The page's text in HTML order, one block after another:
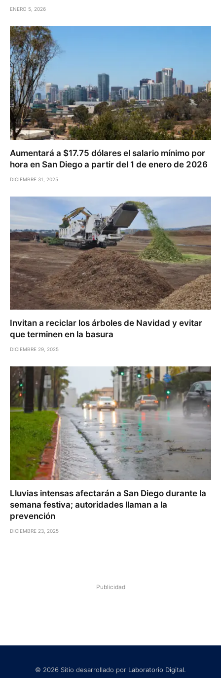
ENERO 5, 2026
Aumentará a $17.75 dólares el salario mínimo por
hora en San Diego a partir del 1 de enero de 2026
DICIEMBRE 31, 2025
Invitan a reciclar los árboles de Navidad y evitar
que terminen en la basura
DICIEMBRE 29, 2025
Lluvias intensas afectarán a San Diego durante la
semana festiva; autoridades llaman a la
prevención
DICIEMBRE 23, 2025
Publicidad
© 2026 Sitio desarrollado por Laboratorio Digital.